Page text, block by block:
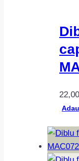
22,00